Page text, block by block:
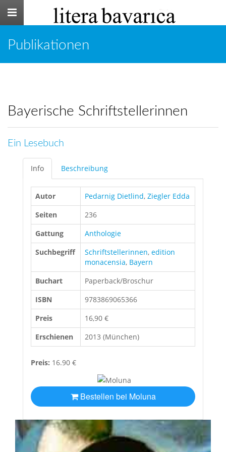
Toggle
Publikationen
Bayerische Schriftstellerinnen
Ein Lesebuch
Info Beschreibung
Autor Pedarnig Dietlind, Ziegler Edda
Seiten
236
Gattung
Anthologie
Suchbegriff
Schriftstellerinnen, edition
monacensia, Bayern
Buchart
Paperback/Broschur
ISBN
9783869065366
Preis
16,90 €
Erschienen
2013 (München)
Preis: 16.90 €
Bestellen bei Moluna